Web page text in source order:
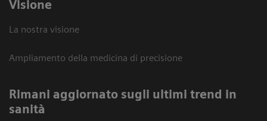
Visione
La nostra visione
Ampliamento della medicina di precisione
Rimani aggiornato sugli ultimi trend in
sanità